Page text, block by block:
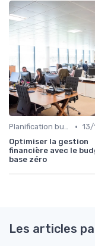
Planification budgétaire •
Optimiser la gestion
financière avec le
base zéro
Les articles